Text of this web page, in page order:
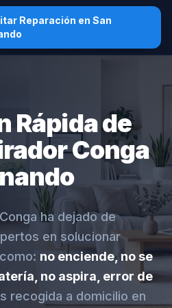
Reparación en San
Rápida de
Conga
ha dejado de
en solucionar
no enciende, no se
no aspira, error de
recogida a domicilio en